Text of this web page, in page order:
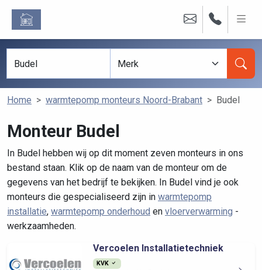
Home warmtepomp monteurs Noord-Brabant Budel
Monteur Budel
In Budel hebben wij op dit moment zeven monteurs in ons
bestand staan. Klik op de naam van de monteur om de
gegevens van het bedrijf te bekijken. In Budel vind je ook
monteurs die gespecialiseerd zijn in warmtepomp
installatie, warmtepomp onderhoud en vloerverwarming -
werkzaamheden.
Vercoelen Installatietechniek
KVK